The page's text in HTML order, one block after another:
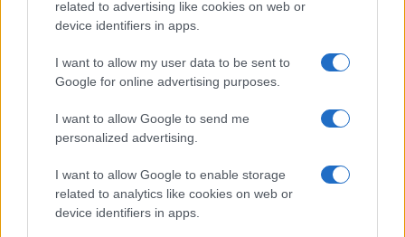
related to advertising like cookies on web or
device identifiers in apps.
I want to allow my user data to be sent to
Google for online advertising purposes.
I want to allow Google to send me
personalized advertising.
I want to allow Google to enable storage
related to analytics like cookies on web or
device identifiers in apps.
Francesca Lombardi · 2 Ago 2026
GAMING NEWS